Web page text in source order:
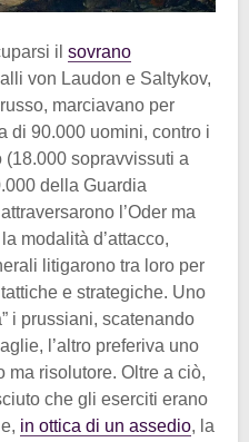
il sovrano
von Laudon e Saltykov,
marciavano per
di 90.000 uomini, contro i
sopravvissuti a
della Guardia
l’Oder ma
modalità d’attacco,
litigarono tra loro per
e strategiche. Uno
i prussiani, scatenando
l’altro preferiva uno
ma risolutore. Oltre a ciò,
che gli eserciti erano
in ottica di un assedio, la